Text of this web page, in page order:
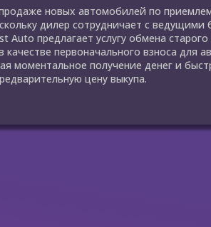
новых автомобилей по
дилер сотрудничает с
Auto предлагает услугу обмена
первоначального взноса для
моментальное получение денег и
цену выкупа.